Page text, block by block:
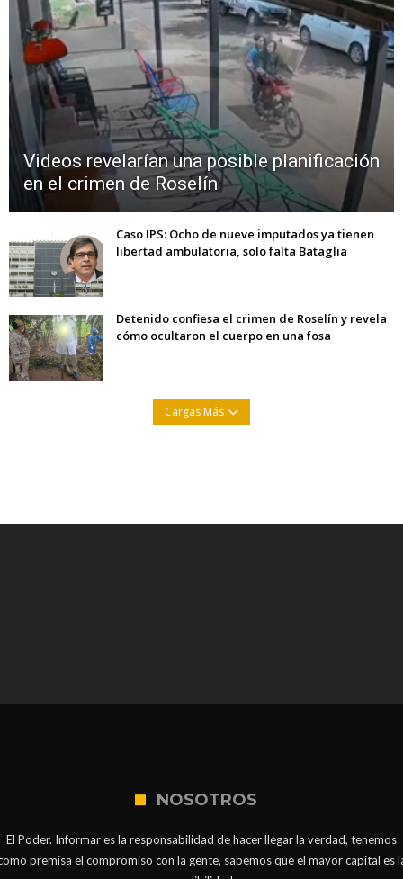
Videos revelarían una posible planificación
en el crimen de Roselín
Caso IPS: Ocho de nueve imputados ya tienen
libertad ambulatoria, solo falta Bataglia
Detenido confiesa el crimen de Roselín y revela
cómo ocultaron el cuerpo en una fosa
Cargas Más
NOSOTROS
El Poder. Informar es la responsabilidad de hacer llegar la verdad, tenemos
premisa el compromiso con la gente, sabemos que el mayor capital es